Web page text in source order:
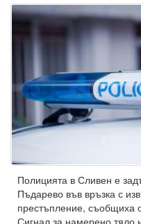
Полицията в Сливен е
Пъдарево във връзка с
престъпление, съобщиха